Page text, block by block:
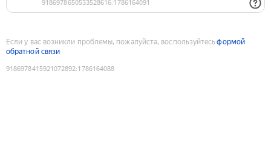
Если у вас возникли проблемы, пожалуйста, воспользуйтесьформой
обратной связи
9186978415921072892:1786164088